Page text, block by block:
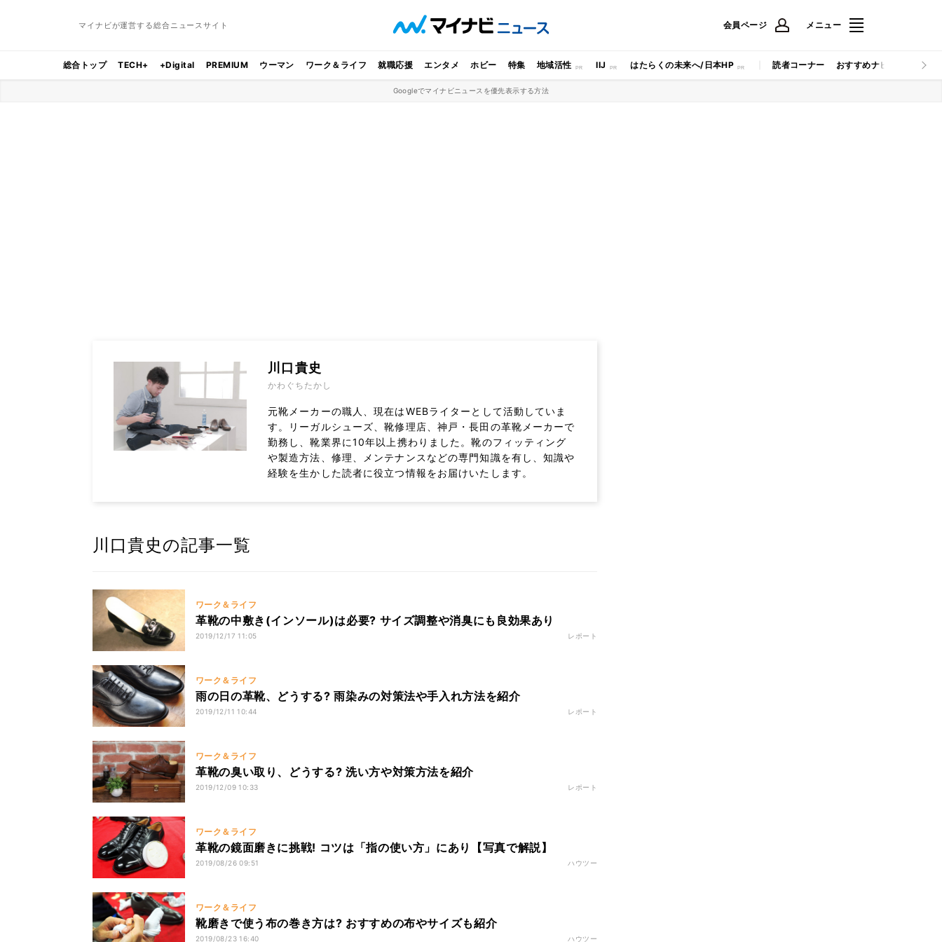
マイナビが運営する総合ニュースサイト 会員ページ メニュー
総合トップ TECH+ +Digital PREMIUM ウーマン ワーク＆ライフ 就職応援 エンタメ ホビー 特集 地域活性 IIJ はたらくの未来へ/日本HP 読者コーナー おすすめナビ マイナビ
Googleでマイナビニュースを優先表示する方法
川口貴史
かわぐちたかし
元靴メーカーの職人、現在はWEBライターとして活動していま
す。リーガルシューズ、靴修理店、神戸・長田の革靴メーカーで
勤務し、靴業界に10年以上携わりました。靴のフィッティング
や製造方法、修理、メンテナンスなどの専門知識を有し、知識や
経験を生かした読者に役立つ情報をお届けいたします。
川口貴史の記事一覧
ワーク＆ライフ
革靴の中敷き(インソール)は必要? サイズ調整や消臭にも良効果あり
2019/12/17 11:05 レポート
ワーク＆ライフ
雨の日の革靴、どうする? 雨染みの対策法や手入れ方法を紹介
2019/12/11 10:44 レポート
ワーク＆ライフ
革靴の臭い取り、どうする? 洗い方や対策方法を紹介
2019/12/09 10:33 レポート
ワーク＆ライフ
革靴の鏡面磨きに挑戦! コツは「指の使い方」にあり【写真で解説】
2019/08/26 09:51 ハウツー
ワーク＆ライフ
靴磨きで使う布の巻き方は? おすすめの布やサイズも紹介
2019/08/23 16:40 ハウツー